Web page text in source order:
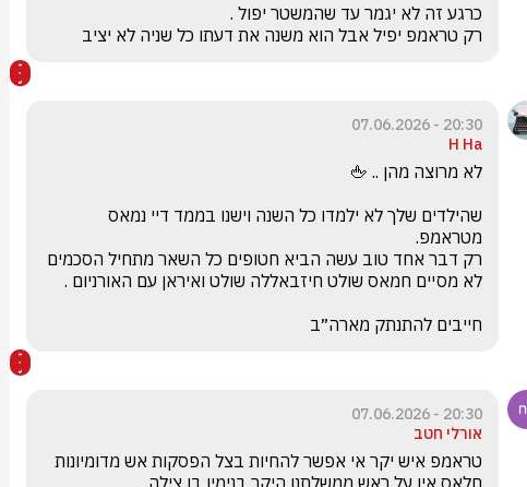
רק טראמפ יפיל אבל הוא משנה את דעתו כל שניה לא יציב
20:30 - 07.06.2026
H Ha
חייבים להתנתק מארה״ב
20:30 - 07.06.2026
אורלי חטב
חלאס אין על ראש ממשלתנו היקר בנימין בן צילה